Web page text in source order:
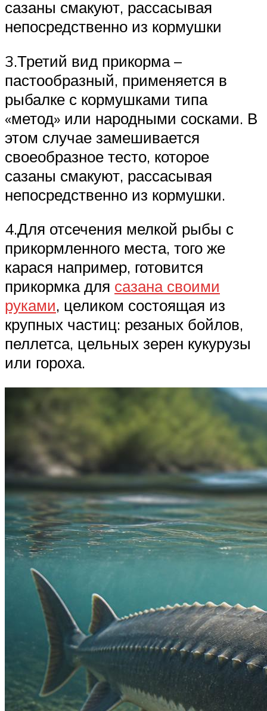
сазаны смакуют, рассасывая
непосредственно из кормушки
3.Третий вид прикорма –
пастообразный, применяется в
рыбалке с кормушками типа
«метод» или народными сосками. В
этом случае замешивается
своеобразное тесто, которое
сазаны смакуют, рассасывая
непосредственно из кормушки.
4.Для отсечения мелкой рыбы с
прикормленного места, того же
карася например, готовится
прикормка для сазана своими
руками, целиком состоящая из
крупных частиц: резаных бойлов,
пеллетса, цельных зерен кукурузы
или гороха.